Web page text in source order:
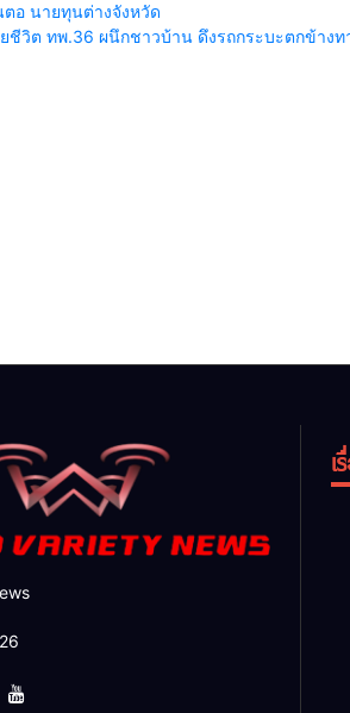
ตอ นายทุนต่างจังหวัด
ชีวิต ทพ.36 ผนึกชาวบ้าน ดึงรถกระบะตกข้าง
เ